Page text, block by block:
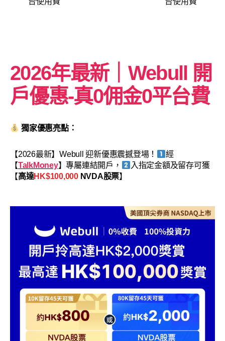
2026年最新｜Webull 開
戶優惠-真0佣金0平台費
獨家優惠亮點：
【2026最新】Webull 迎新優惠震撼登場！
經
【TalkMoney】專屬連結開戶，
入指定金額及留存可獲
【高達HK$100,000NVDA股票】